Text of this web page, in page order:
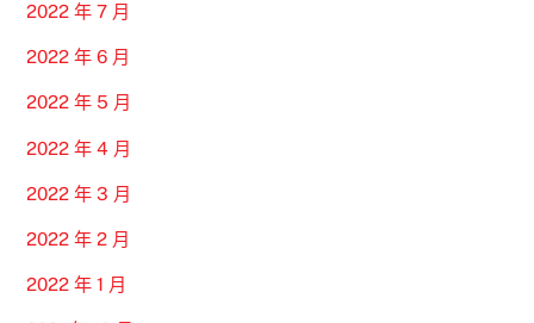
2022 年 7 月
2022 年 6 月
2022 年 5 月
2022 年 4 月
2022 年 3 月
2022 年 2 月
2022 年 1 月